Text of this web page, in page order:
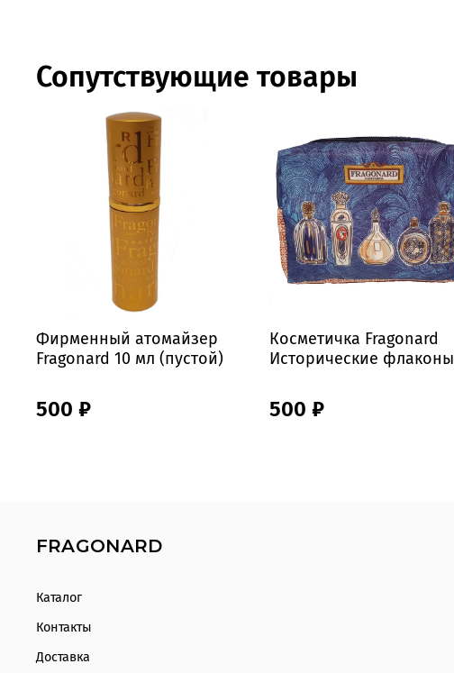
Сопутствующие товары
Фирменный атомайзер
Fragonard 10 мл (пустой)
500 ₽
Косметичка Fragonard
Исторические флаконы
500 ₽
FRAGONARD
Каталог
Контакты
Доставка